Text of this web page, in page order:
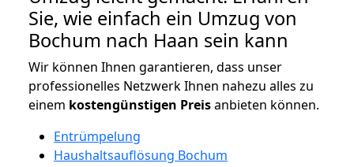
Sie, wie einfach ein Umzug von
Bochum nach Haan sein kann
Wir können Ihnen garantieren, dass unser
professionelles Netzwerk Ihnen nahezu alles zu
einem kostengünstigen Preisanbieten können.
Entrümpelung
Haushaltsauflösung Bochum